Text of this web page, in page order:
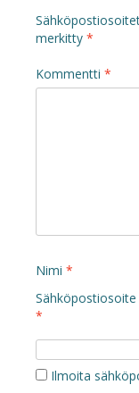
merkitty *
Kommentti *
Nimi *
Sähköpostiosoite
*
Ilmoita